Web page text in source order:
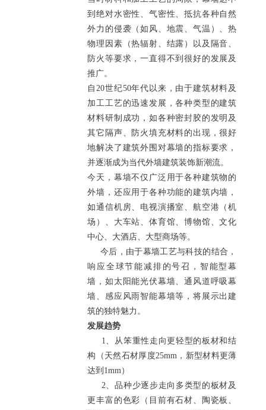
到绝对水密性、气密性、抵抗各种自然
外力的侵袭（如风、地震、气温）、热
物理因素（热辐射、结露）以及隔音、
防火等要求，一直得不到很好的发展及
推广。
自20世纪50年代以来，由于建筑材料及
加工工艺的迅速发展，各种类型的建筑
材料研制成功，如各种密封胶的发明及
其它隔声、防火填充材料的出现，很好
地解决了建筑外围对幕墙的指标要求，
并逐渐成为当代外墙建筑装饰新潮流。
今天，幕墙不仅广泛用于各种建筑物的
外墙，还应用于各种功能的建筑内墙，
如通信机房、电视演播室、航空港（机
场）、大车站、体育馆、博物馆、文化
中心、大酒店、大型商场等。
今后，由于幕墙工艺与科技的结合，
响应全球节能减排的号召，智能型幕
墙，如太阳能光伏幕墙、通风道呼吸幕
墙、感应风雨智能幕墙等，将展示出建
筑的独特魅力。
发展趋势
1、从笨重性走向更轻型的板材和结
构（天然石材厚度25mm，新型材料更薄
达到1mm）
2、品种少逐步走向多类型的板材及
更丰富的色彩（目前有石材、陶瓷板、